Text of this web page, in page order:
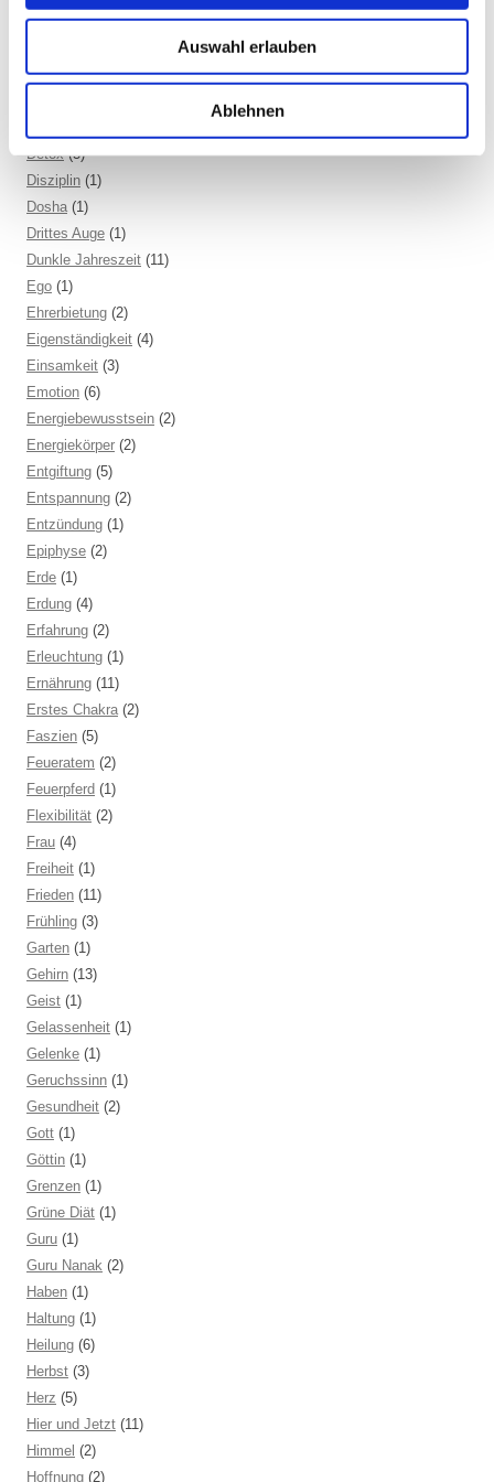
Auswahl erlauben
Ablehnen
Containment(1)
Dehnen(7)
Detox(5)
Disziplin (1)
Dosha (1)
Drittes Auge (1)
Dunkle Jahreszeit (11)
Ego (1)
Ehrerbietung (2)
Eigenständigkeit (4)
Einsamkeit (3)
Emotion (6)
Energiebewusstsein (2)
Energiekörper (2)
Entgiftung (5)
Entspannung (2)
Entzündung (1)
Epiphyse (2)
Erde (1)
Erdung (4)
Erfahrung (2)
Erleuchtung (1)
Ernährung (11)
Erstes Chakra (2)
Faszien (5)
Feueratem (2)
Feuerpferd (1)
Flexibilität (2)
Frau (4)
Freiheit (1)
Frieden (11)
Frühling (3)
Garten (1)
Gehirn (13)
Geist (1)
Gelassenheit (1)
Gelenke (1)
Geruchssinn (1)
Gesundheit (2)
Gott (1)
Göttin (1)
Grenzen (1)
Grüne Diät (1)
Guru (1)
Guru Nanak (2)
Haben (1)
Haltung (1)
Heilung (6)
Herbst (3)
Herz (5)
Hier und Jetzt (11)
Himmel (2)
Hoffnung (2)